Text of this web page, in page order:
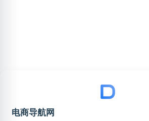
电商导航网